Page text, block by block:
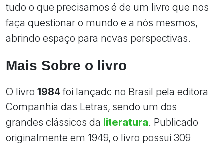
tudo o que precisamos é de um livro que nos
faça questionar o mundo e a nós mesmos,
abrindo espaço para novas perspectivas.
Mais Sobre o livro
O livro 1984foi lançado no Brasil pela editora
Companhia das Letras, sendo um dos
grandes clássicos da literatura. Publicado
originalmente em 1949, o livro possui 309